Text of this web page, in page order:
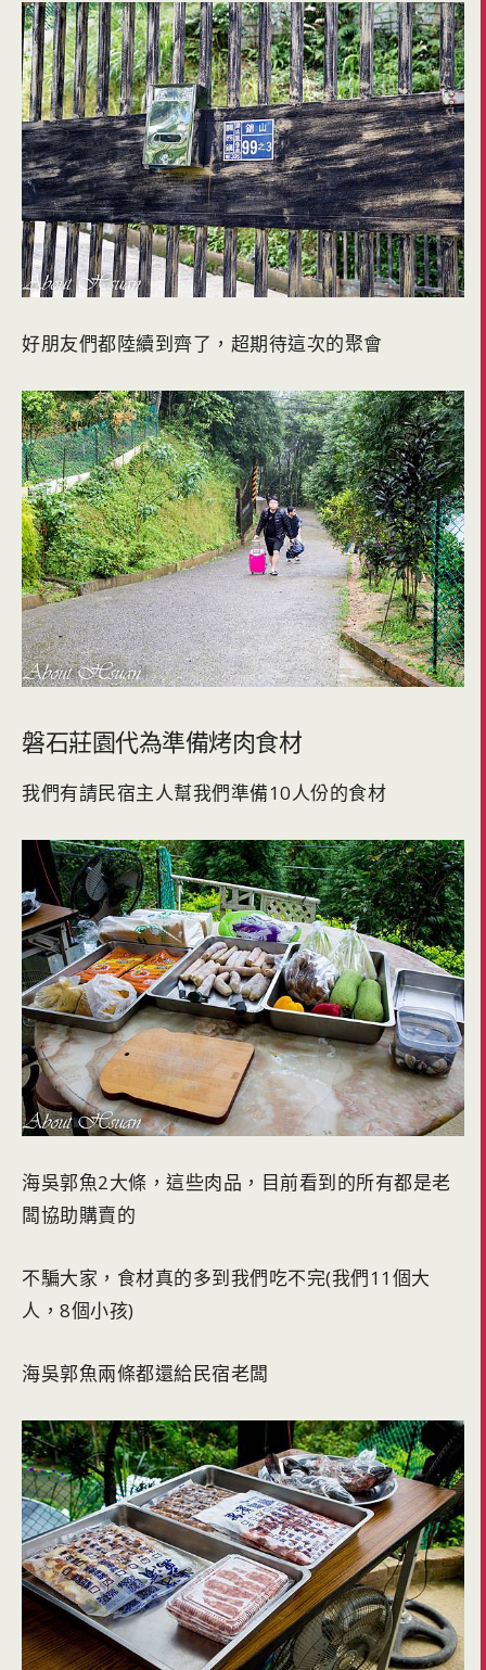
好朋友們都陸續到齊了，超期待這次的聚會
磐石莊園代為準備烤肉食材
我們有請民宿主人幫我們準備10人份的食材
海吳郭魚2大條，這些肉品，目前看到的所有都是老
闆協助購賣的
不騙大家，食材真的多到我們吃不完(我們11個大
人，8個小孩)
海吳郭魚兩條都還給民宿老闆